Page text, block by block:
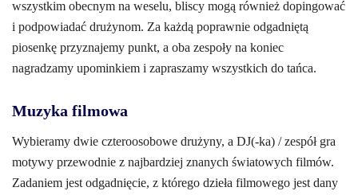
wszystkim obecnym na weselu, bliscy mogą również dopingować
i podpowiadać drużynom. Za każdą poprawnie odgadniętą
piosenkę przyznajemy punkt, a oba zespoły na koniec
nagradzamy upominkiem i zapraszamy wszystkich do tańca.
Muzyka filmowa
Wybieramy dwie czteroosobowe drużyny, a DJ(-ka) / zespół gra
motywy przewodnie z najbardziej znanych światowych filmów.
Zadaniem jest odgadnięcie, z którego dzieła filmowego jest dany